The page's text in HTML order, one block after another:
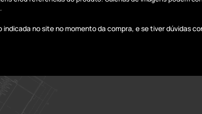
no site no momento da compra, e se tiver dúvidas